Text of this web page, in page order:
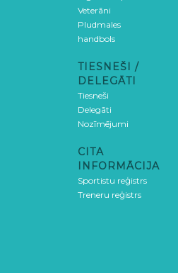
Veterāni
Pludmales
handbols
TIESNEŠI /
DELEGĀTI
Tiesneši
Delegāti
Nozīmējumi
CITA
INFORMĀCIJA
Sportistu reģistrs
Treneru reģistrs